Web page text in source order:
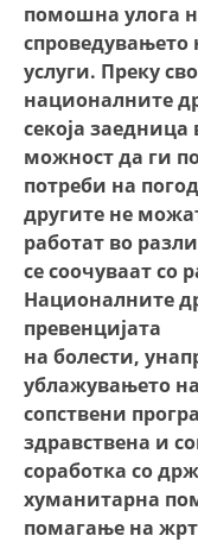
помошна улога
спроведувањето
услуги. Преку
националните
секоја заедница
можност да ги
потреби на
другите не
работат во
се соочуваат со
Националните
превенцијата
на болести,
ублажувањето
сопствени
здравствена и
соработка со
хуманитарна
помагање на